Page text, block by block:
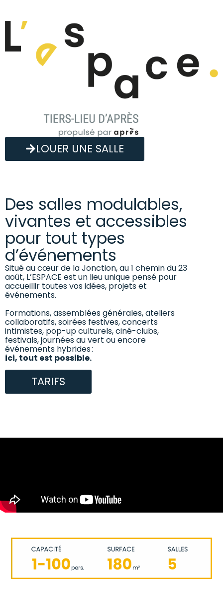
LOUER UNE SALLE
Des salles modulables,
vivantes et accessibles
pour tout types
d’événements
Situé au cœur de la Jonction, au 1 chemin du 23
août, L’ESPACE est un lieu unique pensé pour
accueillir toutes vos idées, projets et
événements.
Formations, assemblées générales, ateliers
collaboratifs, soirées festives, concerts
intimistes, pop-up culturels, ciné-clubs,
festivals, journées au vert ou encore
événements hybrides :
ici, tout est possible.
TARIFS